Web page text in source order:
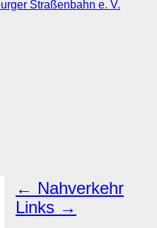
Straßenbahn e. V.
← Nahverkehr
Links →